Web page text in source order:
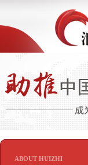
ABOUT HUIZHI